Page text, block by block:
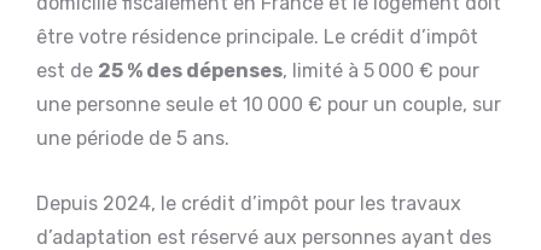
être votre résidence principale. Le crédit d’impôt
est de 25 % des dépenses, limité à 5 000 € pour
une personne seule et 10 000 € pour un couple, sur
une période de 5 ans.
Depuis 2024, le crédit d’impôt pour les travaux
d’adaptation est réservé aux personnes ayant des